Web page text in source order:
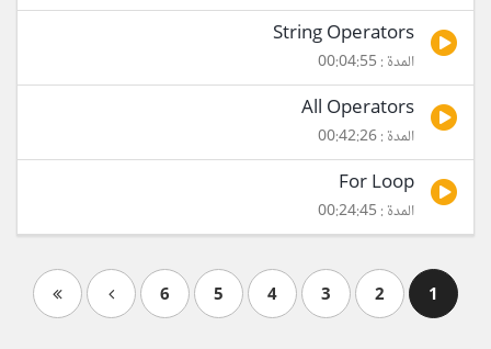
String Operators
المدة : 00:04:55
All Operators
المدة : 00:42:26
For Loop
المدة : 00:24:45
1
2
3
4
5
6